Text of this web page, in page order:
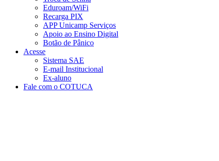
Eduroam/WiFi
Recarga PIX
APP Unicamp Serviços
Apoio ao Ensino Digital
Botão de Pânico
Acesse
Sistema SAE
E-mail Institucional
Ex-aluno
Fale com o COTUCA